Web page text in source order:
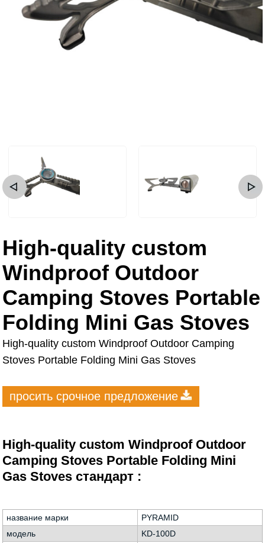
High-quality custom
Windproof Outdoor
Camping Stoves Portable
Folding Mini Gas Stoves
High-quality custom Windproof Outdoor Camping
Stoves Portable Folding Mini Gas Stoves
просить срочное предложение
High-quality custom Windproof Outdoor
Camping Stoves Portable Folding Mini
Gas Stoves стандарт :
название марки
PYRAMID
модель
KD-100D